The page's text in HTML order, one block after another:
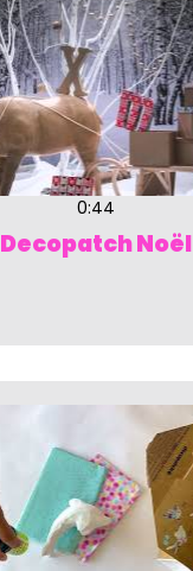
0:44
Decopatch Noël